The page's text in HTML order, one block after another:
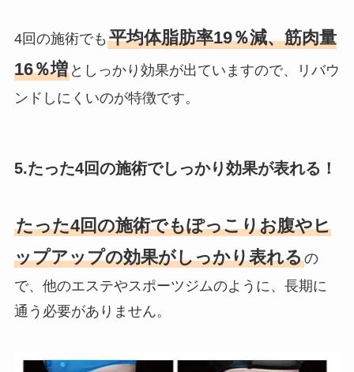
4回の施術でも 平均体脂肪率19％減、筋肉量
16％増としっかり効果が出ていますので、リバウ
ンドしにくいのが特徴です。
5.たった4回の施術でしっかり効果が表れる！
たった4回の施術でもぽっこりお腹やヒ
ップアップの効果がしっかり表れるの
で、他のエステやスポーツジムのように、長期に
通う必要がありません。